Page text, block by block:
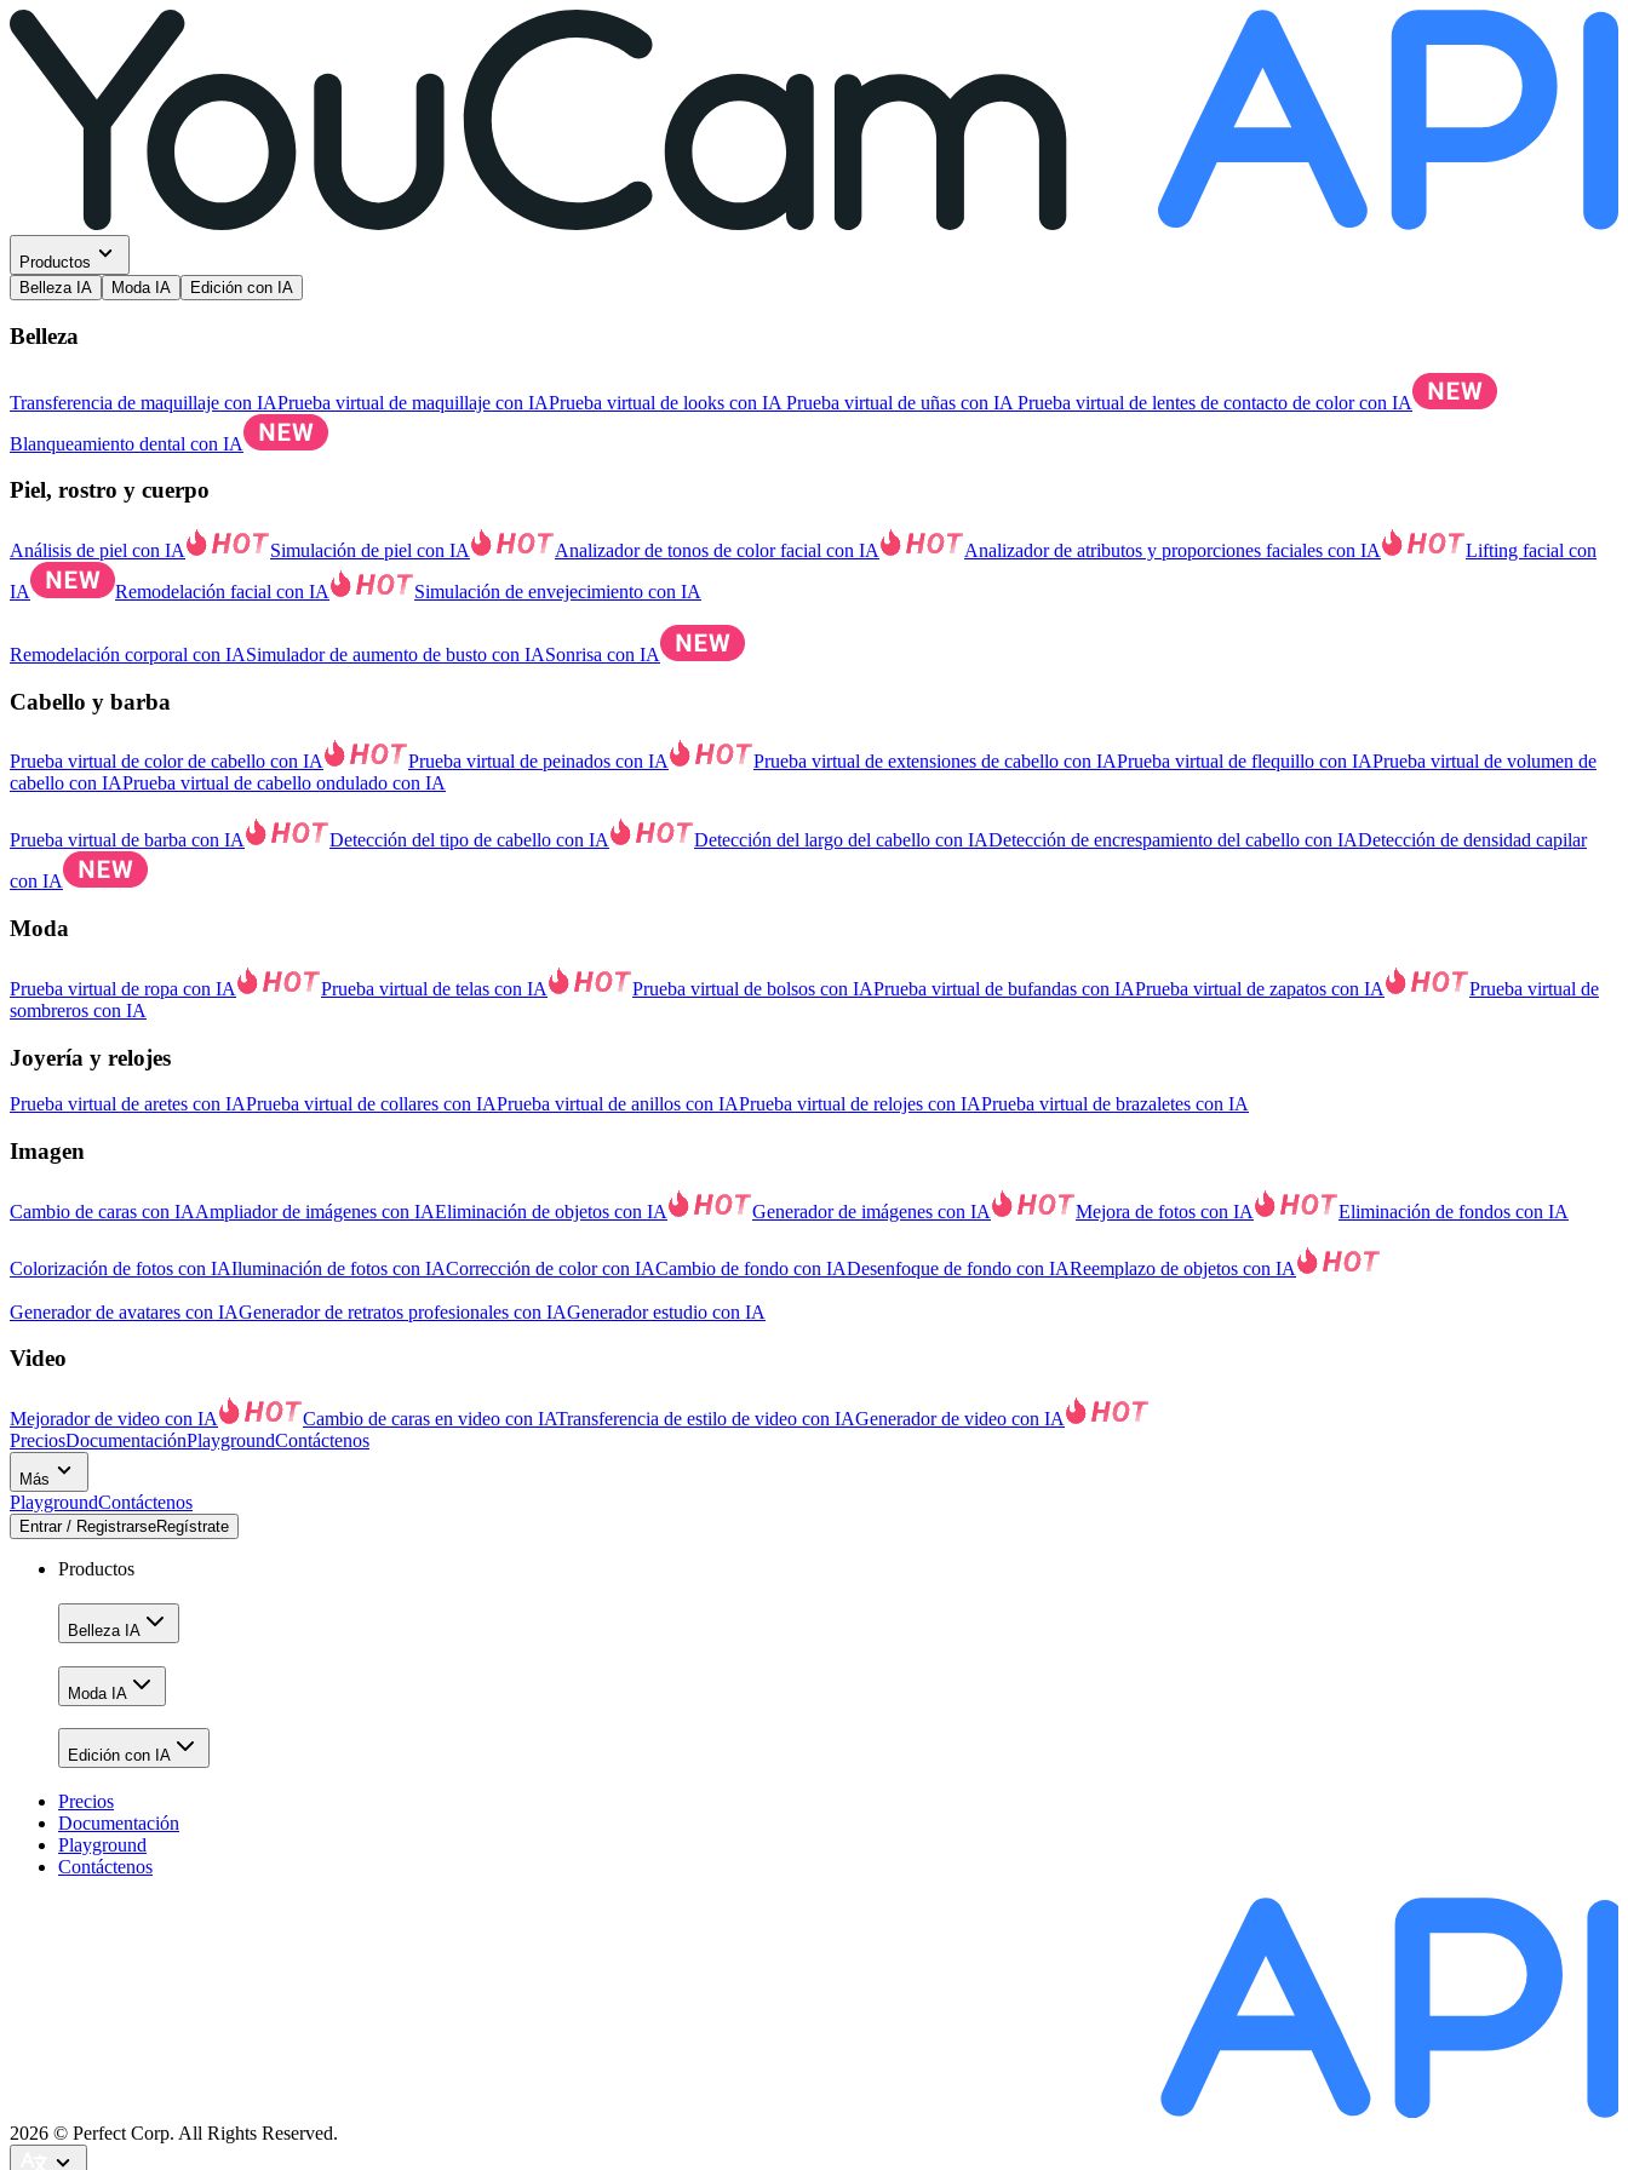
Productos
Belleza IA
Moda IA Edición con IA
Belleza
Transferencia de maquillaje con IAPrueba virtual de maquillaje con IAPrueba virtual de looks con IA Prueba virtual de uñas con IA Prueba virtual de lentes de contacto de color con IA
Blanqueamiento dental con IA
Piel, rostro y cuerpo
Análisis de piel con IA Simulación de piel con IA Analizador de tonos de color facial con IA Analizador de atributos y proporciones faciales con IA
Lifting facial con
IA
Remodelación facial con IA Simulación de envejecimiento con IA
Remodelación corporal con IASimulador de aumento de busto con IASonrisa con IA
Cabello y barba
Prueba virtual de color de cabello con IA Prueba virtual de peinados con IA Prueba virtual de extensiones de cabello con IAPrueba virtual de flequillo con IAPrueba virtual de volumen de
cabello con IAPrueba virtual de cabello ondulado con IA
Prueba virtual de barba con IA Detección del tipo de cabello con IA Detección del largo del cabello con IADetección de encrespamiento del cabello con IADetección de densidad capilar
con IA
Moda
Prueba virtual de ropa con IA Prueba virtual de telas con IA Prueba virtual de bolsos con IAPrueba virtual de bufandas con IAPrueba virtual de zapatos con IA
Prueba virtual de
sombreros con IA
Joyería y relojes
Prueba virtual de aretes con IAPrueba virtual de collares con IAPrueba virtual de anillos con IAPrueba virtual de relojes con IAPrueba virtual de brazaletes con IA
Imagen
Cambio de caras con IAAmpliador de imágenes con IAEliminación de objetos con IA Generador de imágenes con IA Mejora de fotos con IA Eliminación de fondos con IA
Colorización de fotos con IAIluminación de fotos con IACorrección de color con IACambio de fondo con IADesenfoque de fondo con IAReemplazo de objetos con IA
Generador de avatares con IAGenerador de retratos profesionales con IAGenerador estudio con IA
Video
Mejorador de video con IA Cambio de caras en video con IATransferencia de estilo de video con IAGenerador de video con IA
PreciosDocumentaciónPlaygroundContáctenos
Más
PlaygroundContáctenos
Entrar / RegistrarseRegístrate
Productos
Belleza IA
Moda IA
Edición con IA
Precios
Documentación
Playground
Contáctenos
2026 © Perfect Corp. All Rights Reserved.